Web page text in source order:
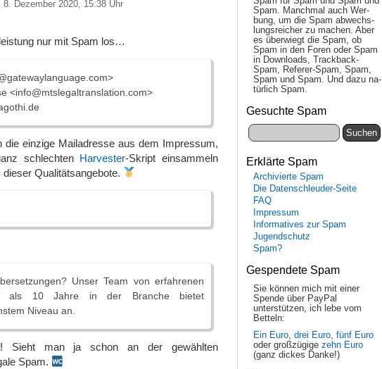
8. Dezember 2020, 15:38 Uhr
nur mit Spam los…
<info@mtslegaltranslation.com>
die einzige Mailadresse aus dem Impressum,
schlechten Harvester-Skript einsammeln
Qualitätsangebote.
Unser Team von erfahrenen
als 10 Jahre in der Branche bietet
Niveau an.
Sieht man ja schon an der gewählten
Spam.
Spam. Manch­mal auch Wer­
bung, um die Spam ab­wechs­
lungs­reich­er zu mach­en. Aber
es über­wiegt die Spam, ob
Spam in den Fo­ren oder Spam
in Down­loads, Track­back-
Spam, Re­fe­rer-Spam, Spam,
Spam und Spam. Und da­zu na­
tür­lich Spam.
Gesuchte Spam
Erklärte Spam
Archivierte Spam
Die Datenschleuder-Seite
FAQ
Impressum
Informatives zur Spam
Jugendschutz
Spam?
Gespendete Spam
Sie können mich mit einer
Spende über PayPal
unterstützen, ich lebe vom
Betteln:
Ein Euro, drei Euro, fünf Euro
oder großzügige zehn Euro
(ganz dickes Danke!)